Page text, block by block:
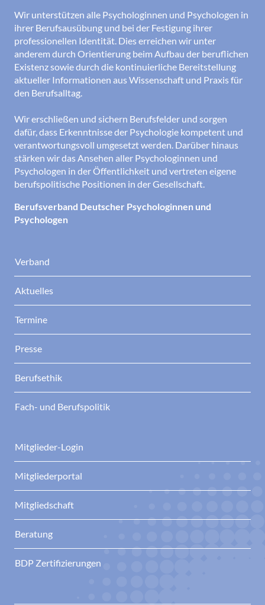
Wir unterstützen alle Psychologinnen und Psychologen in
ihrer Berufsausübung und bei der Festigung ihrer
professionellen Identität. Dies erreichen wir unter
anderem durch Orientierung beim Aufbau der beruflichen
Existenz sowie durch die kontinuierliche Bereitstellung
aktueller Informationen aus Wissenschaft und Praxis für
den Berufsalltag.
Wir erschließen und sichern Berufsfelder und sorgen
dafür, dass Erkenntnisse der Psychologie kompetent und
verantwortungsvoll umgesetzt werden. Darüber hinaus
stärken wir das Ansehen aller Psychologinnen und
Psychologen in der Öffentlichkeit und vertreten eigene
berufspolitische Positionen in der Gesellschaft.
Berufsverband Deutscher Psychologinnen und
Psychologen
Verband
Aktuelles
Termine
Presse
Berufsethik
Fach- und Berufspolitik
Mitglieder-Login
Mitgliederportal
Mitgliedschaft
Beratung
BDP Zertifizierungen